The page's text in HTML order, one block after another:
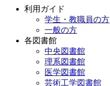
利用ガイド
学生・教職員の方
一般の方
各図書館
中央図書館
理系図書館
医学図書館
芸術工学図書館